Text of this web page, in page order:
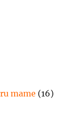
mame (16)